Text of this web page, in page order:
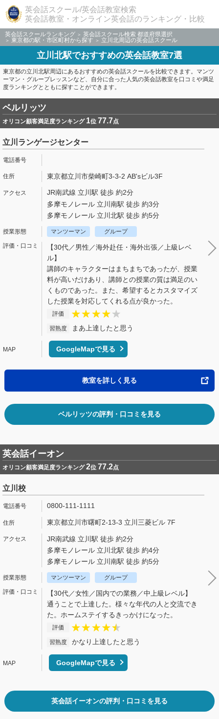
英会話スクール/英会話教室検索
英会話教室・オンライン英会話のランキング・比較
英会話スクールランキング
英会話スクール検索 都道府県選択
東京都の駅・市区町村から探す
立川北周辺の英会話スクール
立川北駅でおすすめの英会話教室7選
東京都の立川北駅周辺にあるおすすめの英会話スクールを比較できます。マンツ
ーマン・グループレッスンなど、自分に合った人気の英会話教室を口コミや満足
度ランキングとともに探すことができます。
ベルリッツ
オリコン顧客満足度ランキング 1位 77.7点
立川ランゲージセンター
東京都立川市柴崎町3-3-2 AB'sビル3F
JR南武線 立川駅 徒歩 約2分
多摩モノレール 立川南駅 徒歩 約3分
多摩モノレール 立川北駅 徒歩 約5分
マンツーマン グループ
【30代／男性／海外赴任・海外出張／上級レベ
ル】
講師のキャラクターはまちまちであったが、授業
料が高いだけあり、講師との授業の質は満足のい
くものであった。また、希望するとカスタマイズ
した授業を対応してくれる点が良かった。
評価
習熟度 まあ上達したと思う
GoogleMapで見る
教室を詳しく見る
ベルリッツの評判・口コミを見る
英会話イーオン
オリコン顧客満足度ランキング2位 77.2点
立川校
0800-111-1111
東京都立川市曙町2-13-3 立川三菱ビル 7F
JR南武線 立川駅 徒歩 約2分
多摩モノレール 立川北駅 徒歩 約4分
多摩モノレール 立川南駅 徒歩 約5分
マンツーマン グループ
【30代／女性／国内での業務／中上級レベル】
通うことで上達した。様々な年代の人と交流でき
た。ホームステイするきっかけになった。
評価
習熟度 かなり上達したと思う
GoogleMapで見る
英会話イーオンの評判・口コミを見る